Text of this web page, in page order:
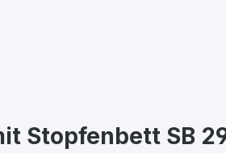
Stopfenbett SB